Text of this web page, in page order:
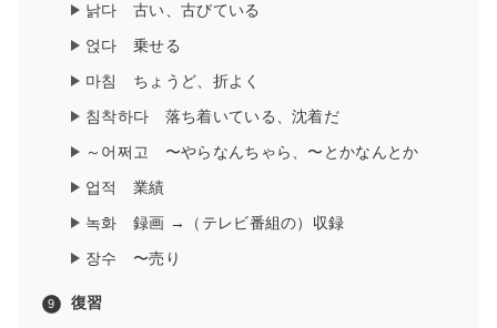
낡다 古い、古びている
얹다 乗せる
마침 ちょうど、折よく
침착하다 落ち着いている、沈着だ
～어쩌고 〜やらなんちゃら、〜とかなんとか
업적 業績
녹화 録画 →（テレビ番組の）収録
장수 〜売り
復習